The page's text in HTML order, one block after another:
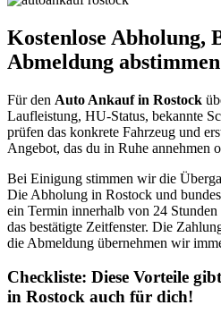
Kostenlose Abholung,
Abmeldung abstimmen
Für den Auto Ankauf in Rostock
Laufleistung, HU-Status, bekannte
prüfen das konkrete Fahrzeug und
Angebot, das du in Ruhe annehmen
Bei Einigung stimmen wir die
Die Abholung in Rostock und
ein Termin innerhalb von 24
das bestätigte Zeitfenster. Die
die Abmeldung übernehmen wir
Checkliste: Diese Vorteile
in Rostock auch für dich!